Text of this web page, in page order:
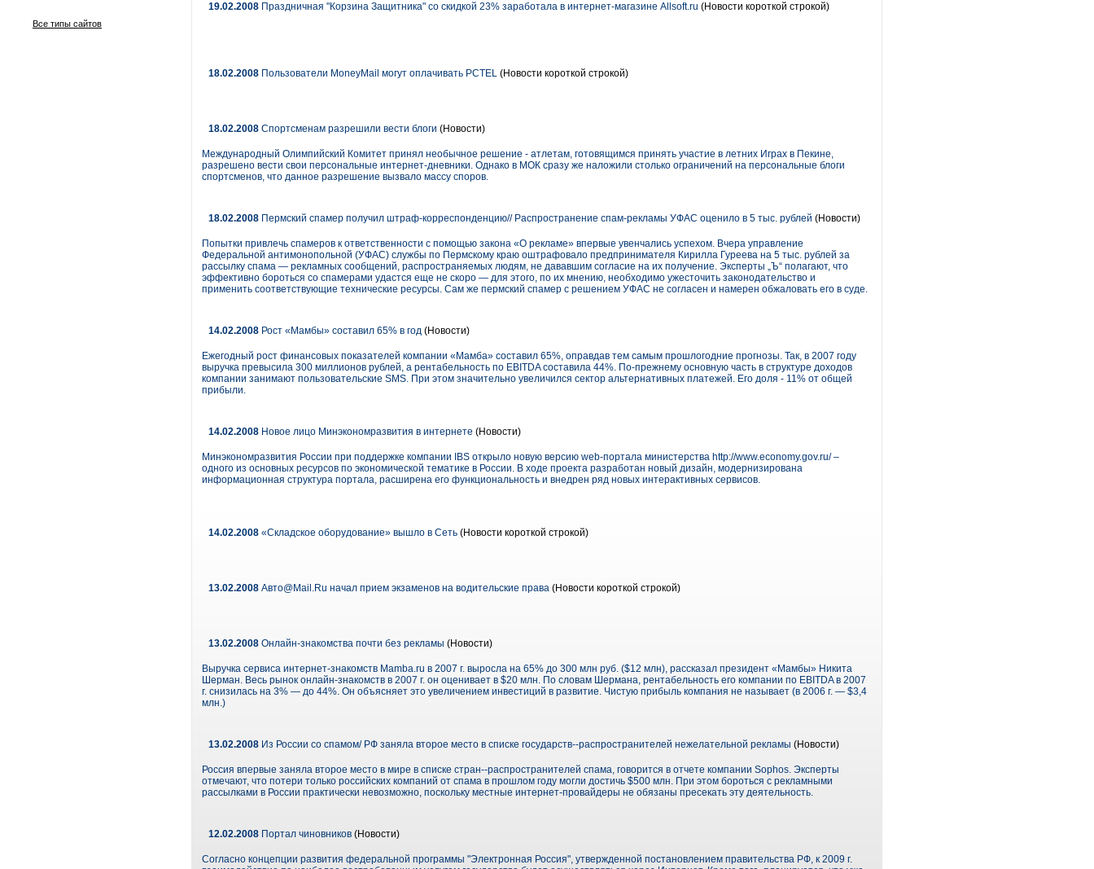
Все типы сайтов
19.02.2008 Праздничная "Корзина Защитника" со скидкой 23% заработала в интернет-магазине Allsoft.ru (Новости короткой строкой)
18.02.2008 Пользователи MoneyMail могут оплачивать PCTEL (Новости короткой строкой)
18.02.2008 Спортсменам разрешили вести блоги (Новости)
Международный Олимпийский Комитет принял необычное решение - атлетам, готовящимся принять участие в летних Играх в Пекине,
разрешено вести свои персональные интернет-дневники. Однако в МОК сразу же наложили столько ограничений на персональные блоги
спортсменов, что данное разрешение вызвало массу споров.
18.02.2008 Пермский спамер получил штраф-корреспонденцию// Распространение спам-рекламы УФАС оценило в 5 тыс. рублей (Новости)
Попытки привлечь спамеров к ответственности с помощью закона «О рекламе» впервые увенчались успехом. Вчера управление
Федеральной антимонопольной (УФАС) службы по Пермскому краю оштрафовало предпринимателя Кирилла Гуреева на 5 тыс. рублей за
рассылку спама — рекламных сообщений, распространяемых людям, не дававшим согласие на их получение. Эксперты „Ъ“ полагают, что
эффективно бороться со спамерами удастся еще не скоро — для этого, по их мнению, необходимо ужесточить законодательство и
применить соответствующие технические ресурсы. Сам же пермский спамер с решением УФАС не согласен и намерен обжаловать его в суде.
14.02.2008 Рост «Мамбы» составил 65% в год (Новости)
Ежегодный рост финансовых показателей компании «Мамба» составил 65%, оправдав тем самым прошлогодние прогнозы. Так, в 2007 году
выручка превысила 300 миллионов рублей, а рентабельность по EBITDA составила 44%. По-прежнему основную часть в структуре доходов
компании занимают пользовательские SMS. При этом значительно увеличился сектор альтернативных платежей. Его доля - 11% от общей
прибыли.
14.02.2008 Новое лицо Минэкономразвития в интернете (Новости)
Минэкономразвития России при поддержке компании IBS открыло новую версию web-портала министерства http://www.economy.gov.ru/ –
одного из основных ресурсов по экономической тематике в России. В ходе проекта разработан новый дизайн, модернизирована
информационная структура портала, расширена его функциональность и внедрен ряд новых интерактивных сервисов.
14.02.2008 «Складское оборудование» вышло в Сеть (Новости короткой строкой)
13.02.2008 Авто@Mail.Ru начал прием экзаменов на водительские права (Новости короткой строкой)
13.02.2008 Онлайн-знакомства почти без рекламы (Новости)
Выручка сервиса интернет-знакомств Mamba.ru в 2007 г. выросла на 65% до 300 млн руб. ($12 млн), рассказал президент «Мамбы» Никита
Шерман. Весь рынок онлайн-знакомств в 2007 г. он оценивает в $20 млн. По словам Шермана, рентабельность его компании по EBITDA в 2007
г. снизилась на 3% — до 44%. Он объясняет это увеличением инвестиций в развитие. Чистую прибыль компания не называет (в 2006 г. — $3,4
млн.)
13.02.2008 Из России со спамом/ РФ заняла второе место в списке государств--распространителей нежелательной рекламы (Новости)
Россия впервые заняла второе место в мире в списке стран--распространителей спама, говорится в отчете компании Sophos. Эксперты
отмечают, что потери только российских компаний от спама в прошлом году могли достичь $500 млн. При этом бороться с рекламными
рассылками в России практически невозможно, поскольку местные интернет-провайдеры не обязаны пресекать эту деятельность.
12.02.2008 Портал чиновников (Новости)
Согласно концепции развития федеральной программы "Электронная Россия", утвержденной постановлением правительства РФ, к 2009 г.